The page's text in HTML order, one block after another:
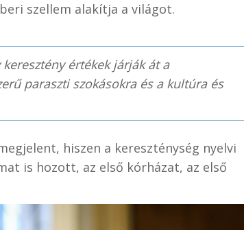
szellem alakítja a világot.
értékek járják át a
paraszti szokásokra és a kultúra és
hiszen a kereszténység nyelvi
is hozott, az első kórházat, az első